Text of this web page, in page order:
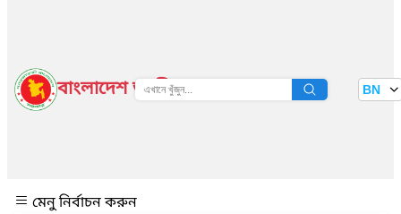
বাংলাদেশ জাতীয় তথ্য বাতায়ন BN
মেনু নির্বাচন করুন